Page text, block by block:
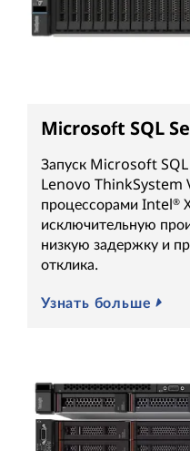
Microsoft SQL
Запуск Microsoft
Lenovo ThinkSystem
процессорами Intel®
исключительную
низкую задержку и
отклика.
Узнать больше